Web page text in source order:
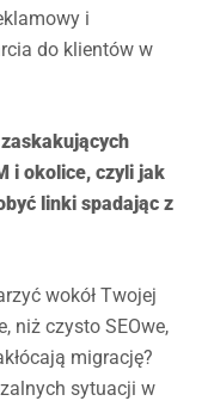
i
do klientów w
i okolice, czyli jak
linki spadając z
wokół Twojej
niż czysto SEOwe,
migrację?
sytuacji w